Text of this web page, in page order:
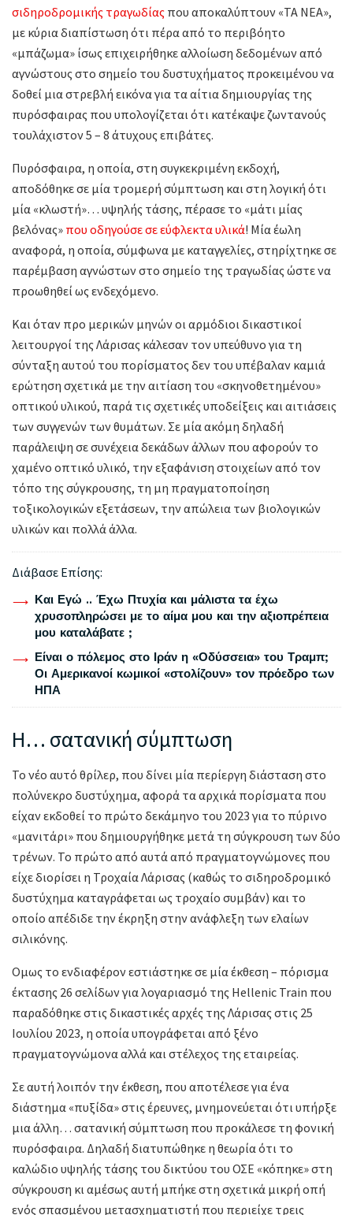
σιδηροδρομικής τραγωδίας που αποκαλύπτουν «ΤΑ ΝΕΑ»,
με κύρια διαπίστωση ότι πέρα από το περιβόητο
«μπάζωμα» ίσως επιχειρήθηκε αλλοίωση δεδομένων από
αγνώστους στο σημείο του δυστυχήματος προκειμένου να
δοθεί μια στρεβλή εικόνα για τα αίτια δημιουργίας της
πυρόσφαιρας που υπολογίζεται ότι κατέκαψε ζωντανούς
τουλάχιστον 5 – 8 άτυχους επιβάτες.
Πυρόσφαιρα, η οποία, στη συγκεκριμένη εκδοχή,
αποδόθηκε σε μία τρομερή σύμπτωση και στη λογική ότι
μία «κλωστή»… υψηλής τάσης, πέρασε το «μάτι μίας
βελόνας» που οδηγούσε σε εύφλεκτα υλικά! Μία έωλη
αναφορά, η οποία, σύμφωνα με καταγγελίες, στηρίχτηκε σε
παρέμβαση αγνώστων στο σημείο της τραγωδίας ώστε να
προωθηθεί ως ενδεχόμενο.
Και όταν προ μερικών μηνών οι αρμόδιοι δικαστικοί
λειτουργοί της Λάρισας κάλεσαν τον υπεύθυνο για τη
σύνταξη αυτού του πορίσματος δεν του υπέβαλαν καμιά
ερώτηση σχετικά με την αιτίαση του «σκηνοθετημένου»
οπτικού υλικού, παρά τις σχετικές υποδείξεις και αιτιάσεις
των συγγενών των θυμάτων. Σε μία ακόμη δηλαδή
παράλειψη σε συνέχεια δεκάδων άλλων που αφορούν το
χαμένο οπτικό υλικό, την εξαφάνιση στοιχείων από τον
τόπο της σύγκρουσης, τη μη πραγματοποίηση
τοξικολογικών εξετάσεων, την απώλεια των βιολογικών
υλικών και πολλά άλλα.
Διάβασε Επίσης:
Και Εγώ .. Έχω Πτυχία και μάλιστα τα έχω
χρυσοπληρώσει με το αίμα μου και την αξιοπρέπεια
μου καταλάβατε ;
Είναι ο πόλεμος στο Ιράν η «Οδύσσεια» του Τραμπ;
Οι Αμερικανοί κωμικοί «στολίζουν» τον πρόεδρο των
ΗΠΑ
Η… σατανική σύμπτωση
Το νέο αυτό θρίλερ, που δίνει μία περίεργη διάσταση στο
πολύνεκρο δυστύχημα, αφορά τα αρχικά πορίσματα που
είχαν εκδοθεί το πρώτο δεκάμηνο του 2023 για το πύρινο
«μανιτάρι» που δημιουργήθηκε μετά τη σύγκρουση των δύο
τρένων. Το πρώτο από αυτά από πραγματογνώμονες που
είχε διορίσει η Τροχαία Λάρισας (καθώς το σιδηροδρομικό
δυστύχημα καταγράφεται ως τροχαίο συμβάν) και το
οποίο απέδιδε την έκρηξη στην ανάφλεξη των ελαίων
σιλικόνης.
Ομως το ενδιαφέρον εστιάστηκε σε μία έκθεση – πόρισμα
έκτασης 26 σελίδων για λογαριασμό της Hellenic Train που
παραδόθηκε στις δικαστικές αρχές της Λάρισας στις 25
Ιουλίου 2023, η οποία υπογράφεται από ξένο
πραγματογνώμονα αλλά και στέλεχος της εταιρείας.
Σε αυτή λοιπόν την έκθεση, που αποτέλεσε για ένα
διάστημα «πυξίδα» στις έρευνες, μνημονεύεται ότι υπήρξε
μια άλλη… σατανική σύμπτωση που προκάλεσε τη φονική
πυρόσφαιρα. Δηλαδή διατυπώθηκε η θεωρία ότι το
καλώδιο υψηλής τάσης του δικτύου του ΟΣΕ «κόπηκε» στη
σύγκρουση κι αμέσως αυτή μπήκε στη σχετικά μικρή οπή
ενός σπασμένου μετασχηματιστή που περιείχε τρεις